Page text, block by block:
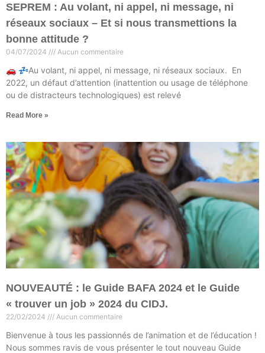
SEPREM : Au volant, ni appel, ni message, ni
réseaux sociaux – Et si nous transmettions la
bonne attitude ?
04/07/2024 Aucun commentaire
🚗 💤Au volant, ni appel, ni message, ni réseaux sociaux. En
2022, un défaut d’attention (inattention ou usage de téléphone
ou de distracteurs technologiques) est relevé
Read More »
NOUVEAUTÉ : le Guide BAFA 2024 et le Guide
« trouver un job » 2024 du CIDJ.
22/02/2024 Aucun commentaire
Bienvenue à tous les passionnés de l’animation et de l’éducation !
Nous sommes ravis de vous présenter le tout nouveau Guide